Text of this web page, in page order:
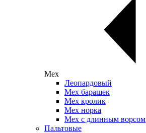
Мех
Леопардовый
Мех барашек
Мех кролик
Мех норка
Мех с длинным ворсом
Пальтовые